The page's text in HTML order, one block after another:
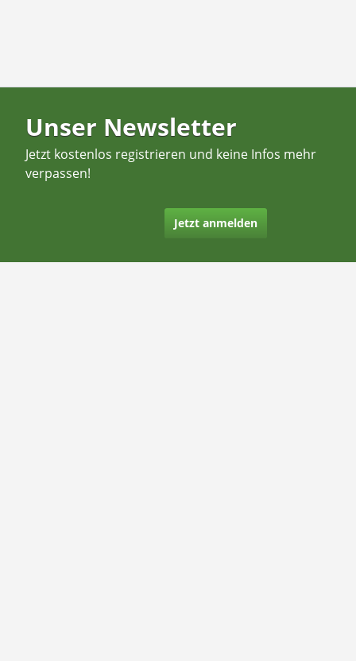
Unser Newsletter
Jetzt kostenlos registrieren und keine Infos mehr
verpassen!
Jetzt anmelden